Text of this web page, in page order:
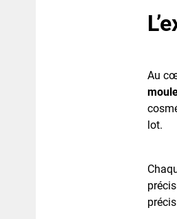
Au
lot.